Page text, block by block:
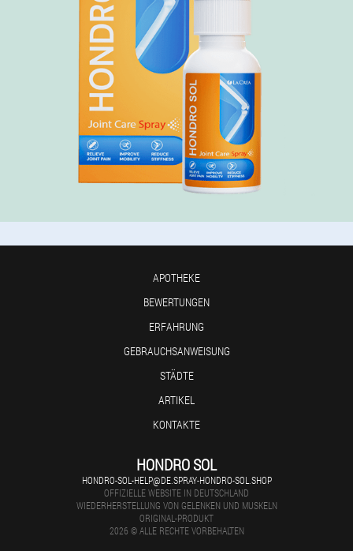
APOTHEKE
BEWERTUNGEN
ERFAHRUNG
GEBRAUCHSANWEISUNG
STÄDTE
ARTIKEL
KONTAKTE
HONDRO SOL
HONDRO-SOL-HELP@DE.SPRAY-HONDRO-SOL.SHOP
OFFIZIELLE WEBSITE IN DEUTSCHLAND
WIEDERHERSTELLUNG VON GELENKEN UND MUSKELN
ORIGINAL-PRODUKT
2026 © ALLE RECHTE VORBEHALTEN